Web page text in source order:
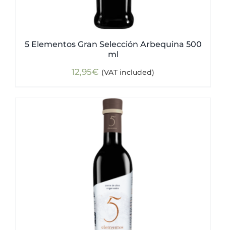
5 Elementos Gran Selección Arbequina 500
ml
12,95€ (VAT included)